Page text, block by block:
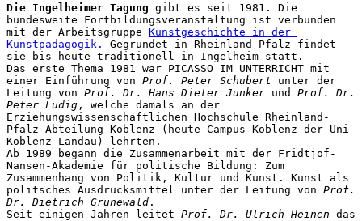
Die Ingelheimer Tagung gibt es seit 1981. Die
bundesweite Fortbildungsveranstaltung ist verbunden
mit der Arbeitsgruppe Kunstgeschichte in der
Kunstpädagogik.
Gegründet in Rheinland-Pfalz findet
sie bis heute traditionell in Ingelheim statt.
Das erste Thema 1981 war PICASSO IM UNTERRICHT mit
einer Einführung von Prof. Peter Schubert unter der
Leitung von Prof. Dr. Hans Dieter Junker und Prof. Dr.
Peter Ludig , welche damals an der
Erziehungswissenschaftlichen Hochschule Rheinland-
Pfalz Abteilung Koblenz (heute Campus Koblenz der Uni
Koblenz-Landau) lehrten.
Ab 1989 begann die Zusammenarbeit mit der Fridtjof-
Nansen-Akademie für politische Bildung: Zum
Zusammenhang von Politik, Kultur und Kunst. Kunst als
politsches Ausdrucksmittel unter der Leitung von Prof.
Dr. Dietrich Grünewald .
Seit einigen Jahren leitet Prof. Dr. Ulrich Heinen das